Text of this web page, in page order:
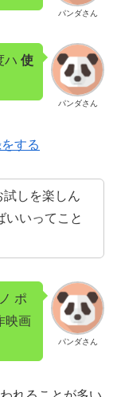
パンダさん
パンダさん
ハ 使
する
しを楽しん
いいってこと
パンダさん
ポ
映画